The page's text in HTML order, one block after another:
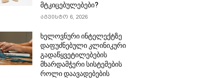
მტკიცებულებები?
აგვისტო 6, 2026
ხელოვნური ინტელექტზე
დაფუძნებული კლინიკური
გადაწყვეტილებების
მხარდამჭერი სისტემების
როლი დაავადებების